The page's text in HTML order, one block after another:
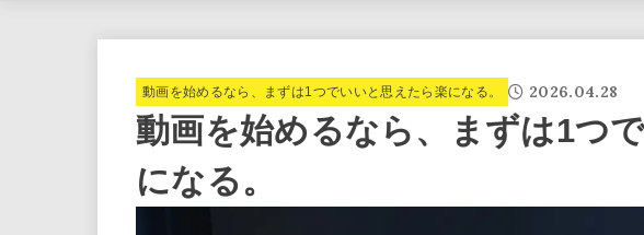
動画を始めるなら、まずは1つでいいと思えたら楽になる。 2026.04.28
動画を始めるなら、まずは1つ
になる。